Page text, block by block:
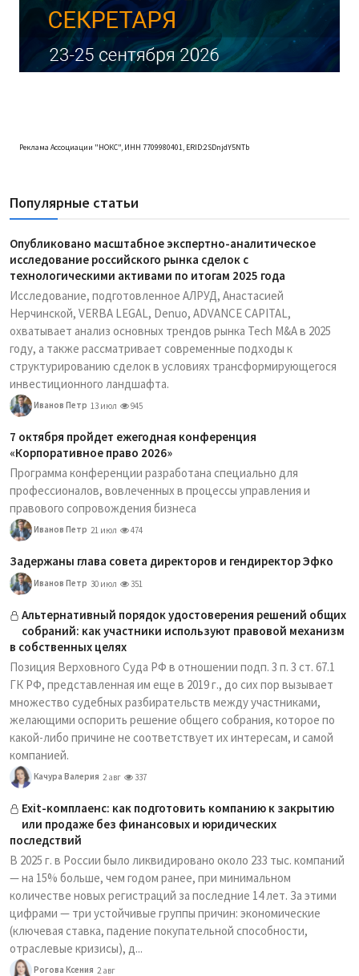
Реклама Ассоциации "НОКС", ИНН 7709980401, ERID:2SDnjdY5NTb
Популярные статьи
Опубликовано масштабное экспертно-аналитическое
исследование российского рынка сделок с
технологическими активами по итогам 2025 года
Исследование, подготовленное АЛРУД, Анастасией
Нерчинской, VERBA LEGAL, Denuo, ADVANCE CAPITAL,
охватывает анализ основных трендов рынка Tech M&A в 2025
году, а также рассматривает современные подходы к
структурированию сделок в условиях трансформирующегося
инвестиционного ландшафта.
Иванов Петр 13 июл 945
7 октября пройдет ежегодная конференция
«Корпоративное право 2026»
Программа конференции разработана специально для
профессионалов, вовлеченных в процессы управления и
правового сопровождения бизнеса
Иванов Петр 21 июл 474
Задержаны глава совета директоров и гендиректор Эфко
Иванов Петр 30 июл 351
Альтернативный порядок удостоверения решений общих
собраний: как участники используют правовой механизм
в собственных целях
Позиция Верховного Суда РФ в отношении подп. 3 п. 3 ст. 67.1
ГК РФ, представленная им еще в 2019 г., до сих пор вызывает
множество судебных разбирательств между участниками,
желающими оспорить решение общего собрания, которое по
какой-либо причине не соответствует их интересам, и самой
компанией.
Качура Валерия 2 авг 337
Exit-комплаенс: как подготовить компанию к закрытию
или продаже без финансовых и юридических
последствий
В 2025 г. в России было ликвидировано около 233 тыс. компаний
— на 15% больше, чем годом ранее, при минимальном
количестве новых регистраций за последние 14 лет. За этими
цифрами — три устойчивые группы причин: экономические
(ключевая ставка, падение покупательной способности,
отраслевые кризисы), д...
Рогова Ксения 2 авг